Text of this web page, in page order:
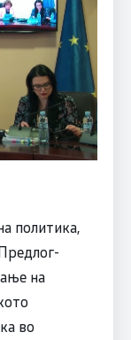
политика,
на
во